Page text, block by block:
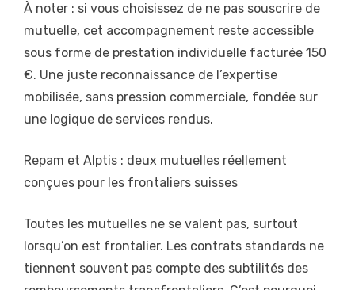
À noter : si vous choisissez de ne pas souscrire de
mutuelle, cet accompagnement reste accessible
sous forme de prestation individuelle facturée 150
€. Une juste reconnaissance de l’expertise
mobilisée, sans pression commerciale, fondée sur
une logique de services rendus.
Repam et Alptis : deux mutuelles réellement
conçues pour les frontaliers suisses
Toutes les mutuelles ne se valent pas, surtout
lorsqu’on est frontalier. Les contrats standards ne
tiennent souvent pas compte des subtilités des